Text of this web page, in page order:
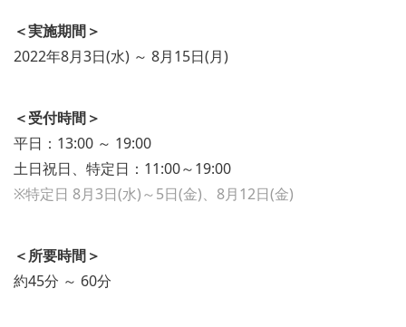
＜実施期間＞
2022年8月3日(水) ～ 8月15日(月)
＜受付時間＞
平日：13:00 ～ 19:00
土日祝日、特定日：11:00～19:00
※特定日 8月3日(水)～5日(金)、8月12日(金)
＜所要時間＞
約45分 ～ 60分